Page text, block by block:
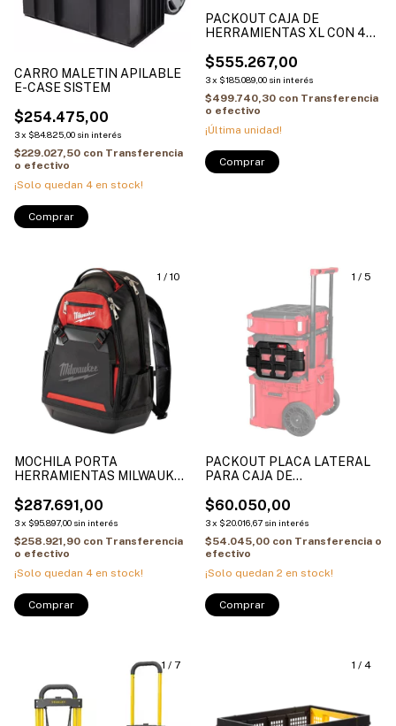
CARRO MALETIN APILABLE
E-CASE SISTEM
$254.475,00
3x $84.825,00 sin interés
$229.027,50 con Transferencia
o efectivo
¡Solo quedan 4 en stock!
PACKOUT CAJA DE
HERRAMIENTAS XL CON 4
SEGURIDAD 4822-8444
MILWAUKEE
$555.267,00
3x $185.089,00 sin interés
$499.740,30 con Transferencia
o efectivo
¡Última unidad!
1 / 10
MOCHILA PORTA
HERRAMIENTAS MILWAUKEE
DENIERS frente negro 4822-
8200
$287.691,00
3x $95.897,00 sin interés
$258.921,90 con Transferencia
o efectivo
¡Solo quedan 4 en stock!
1 / 5
PACKOUT PLACA LATERAL
PARA CAJA DE
MILWAUKEE
$60.050,00
3x $20.016,67 sin interés
$54.045,00 con Transferencia o
efectivo
¡Solo quedan 2 en stock!
1 / 7 1 / 4